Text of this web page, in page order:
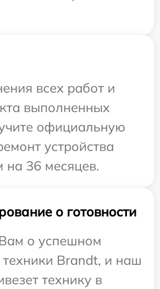
всех работ и
выполненных
официальную
устройства
на 36 месяцев.
о готовности
о успешном
техники Brandt, и наш
технику в